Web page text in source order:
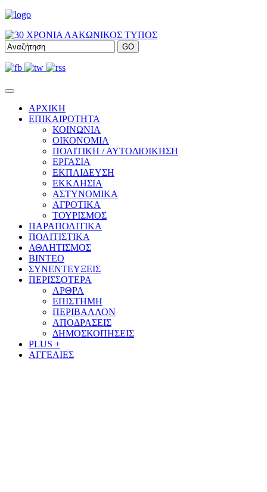
ΑΡΧΙΚΗ
ΕΠΙΚΑΙΡΟΤΗΤΑ
ΚΟΙΝΩΝΙΑ
ΟΙΚΟΝΟΜΙΑ
ΠΟΛΙΤΙΚΗ / ΑΥΤΟΔΙΟΙΚΗΣΗ
ΕΡΓΑΣΙΑ
ΕΚΠΑΙΔΕΥΣΗ
ΕΚΚΛΗΣΙΑ
ΑΣΤΥΝΟΜΙΚΑ
ΑΓΡΟΤΙΚΑ
ΤΟΥΡΙΣΜΟΣ
ΠΑΡΑΠΟΛΙΤΙΚΑ
ΠΟΛΙΤΙΣΤΙΚΑ
ΑΘΛΗΤΙΣΜΟΣ
ΒΙΝΤΕΟ
ΣΥΝΕΝΤΕΥΞΕΙΣ
ΠΕΡΙΣΣΟΤΕΡΑ
ΑΡΘΡΑ
ΕΠΙΣΤΗΜΗ
ΠΕΡΙΒΑΛΛΟΝ
ΑΠΟΔΡΑΣΕΙΣ
ΔΗΜΟΣΚΟΠΗΣΕΙΣ
PLUS +
ΑΓΓΕΛΙΕΣ